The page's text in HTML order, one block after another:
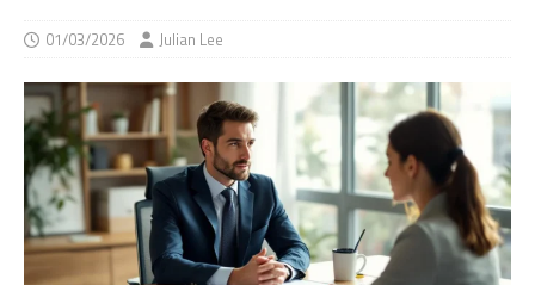
01/03/2026 Julian Lee